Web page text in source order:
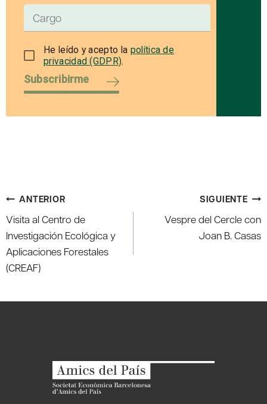
He leído y acepto la política de
privacidad (GDPR).
Subscribirme
Navegación
de
entradas
ANTERIOR
Visita al Centro de
Investigación Ecológica y
Aplicaciones Forestales
(CREAF)
SIGUIENTE
Vespre del Cercle con
Joan B. Casas